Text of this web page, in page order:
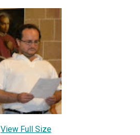
View Full Size